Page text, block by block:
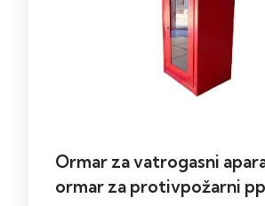
Ormar za vatrogasni
ormar za protivpožarni